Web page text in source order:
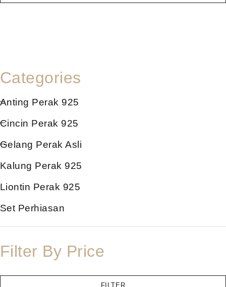
Categories
Anting Perak 925
Cincin Perak 925
Gelang Perak Asli
Kalung Perak 925
Liontin Perak 925
Set Perhiasan
Filter By Price
FILTER